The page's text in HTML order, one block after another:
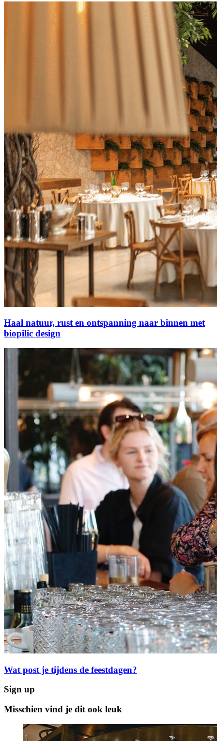
Haal natuur, rust en ontspanning naar binnen met
biopilic design
Wat post je tijdens de feestdagen?
Sign up
Misschien vind je dit ook leuk